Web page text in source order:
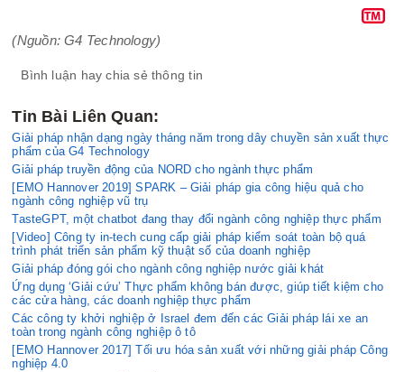
(Nguồn: G4 Technology)
Bình luận hay chia sẻ thông tin
Tin Bài Liên Quan:
Giải pháp nhận dạng ngày tháng năm trong dây chuyền sản xuất thực
phẩm của G4 Technology
Giải pháp truyền động của NORD cho ngành thực phẩm
[EMO Hannover 2019] SPARK – Giải pháp gia công hiệu quả cho
ngành công nghiệp vũ trụ
TasteGPT, một chatbot đang thay đổi ngành công nghiệp thực phẩm
[Video] Công ty in-tech cung cấp giải pháp kiểm soát toàn bộ quá
trình phát triển sản phẩm kỹ thuật số của doanh nghiệp
Giải pháp đóng gói cho ngành công nghiệp nước giải khát
Ứng dụng ‘Giải cứu’ Thực phẩm không bán được, giúp tiết kiệm cho
các cửa hàng, các doanh nghiệp thực phẩm
Các công ty khởi nghiệp ở Israel đem đến các Giải pháp lái xe an
toàn trong ngành công nghiệp ô tô
[EMO Hannover 2017] Tối ưu hóa sản xuất với những giải pháp Công
nghiệp 4.0